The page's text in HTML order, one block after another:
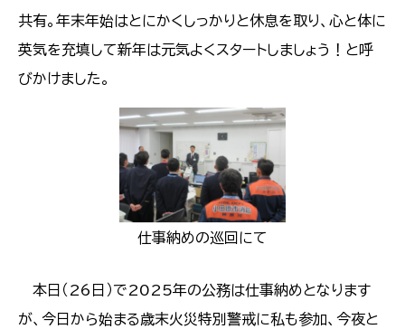
共有。年末年始はとにかくしっかりと休息を取り、心と体に
英気を充填して新年は元気よくスタートしましょう！と呼
びかけました。
仕事納めの巡回にて
本日（26日）で2025年の公務は仕事納めとなります
が、今日から始まる歳末火災特別警戒に私も参加、今夜と